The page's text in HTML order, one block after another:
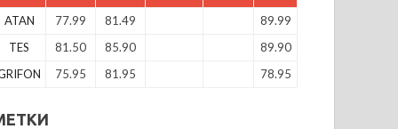
ATAN 77.99 81.49
89.99
TES
81.50 85.90
89.90
75.95 81.95 78.95